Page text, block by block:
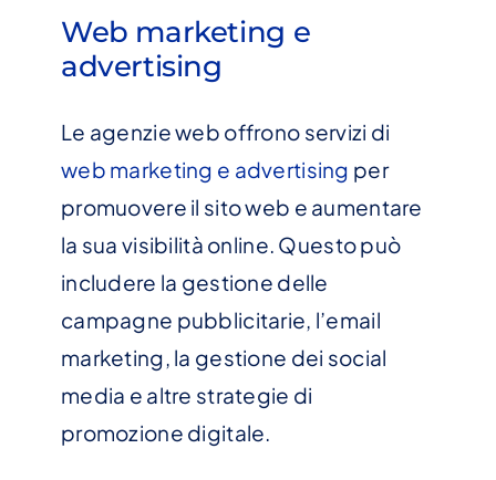
Web marketing e
advertising
Le agenzie web offrono servizi di
web marketing e advertising per
promuovere il sito web e aumentare
la sua visibilità online. Questo può
includere la gestione delle
campagne pubblicitarie, l’email
marketing, la gestione dei social
media e altre strategie di
promozione digitale.